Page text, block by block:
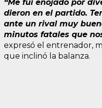
“Me fui enojado por
dieron en el partido.
ante un rival muy
minutos fatales que
expresó el entrenador,
que inclinó la balanza.